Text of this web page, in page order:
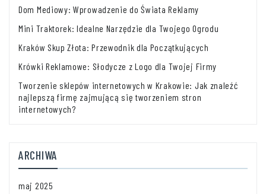
Dom Mediowy: Wprowadzenie do Świata Reklamy
Mini Traktorek: Idealne Narzędzie dla Twojego Ogrodu
Kraków Skup Złota: Przewodnik dla Początkujących
Krówki Reklamowe: Słodycze z Logo dla Twojej Firmy
Tworzenie sklepów internetowych w Krakowie: Jak znaleźć
najlepszą firmę zajmującą się tworzeniem stron
internetowych?
ARCHIWA
maj 2025